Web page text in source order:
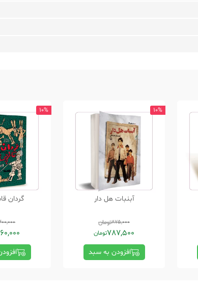
10%
آبنبات هل دار
875,000تومان
787,500تومان
افزودن به سبد
10%
گردان